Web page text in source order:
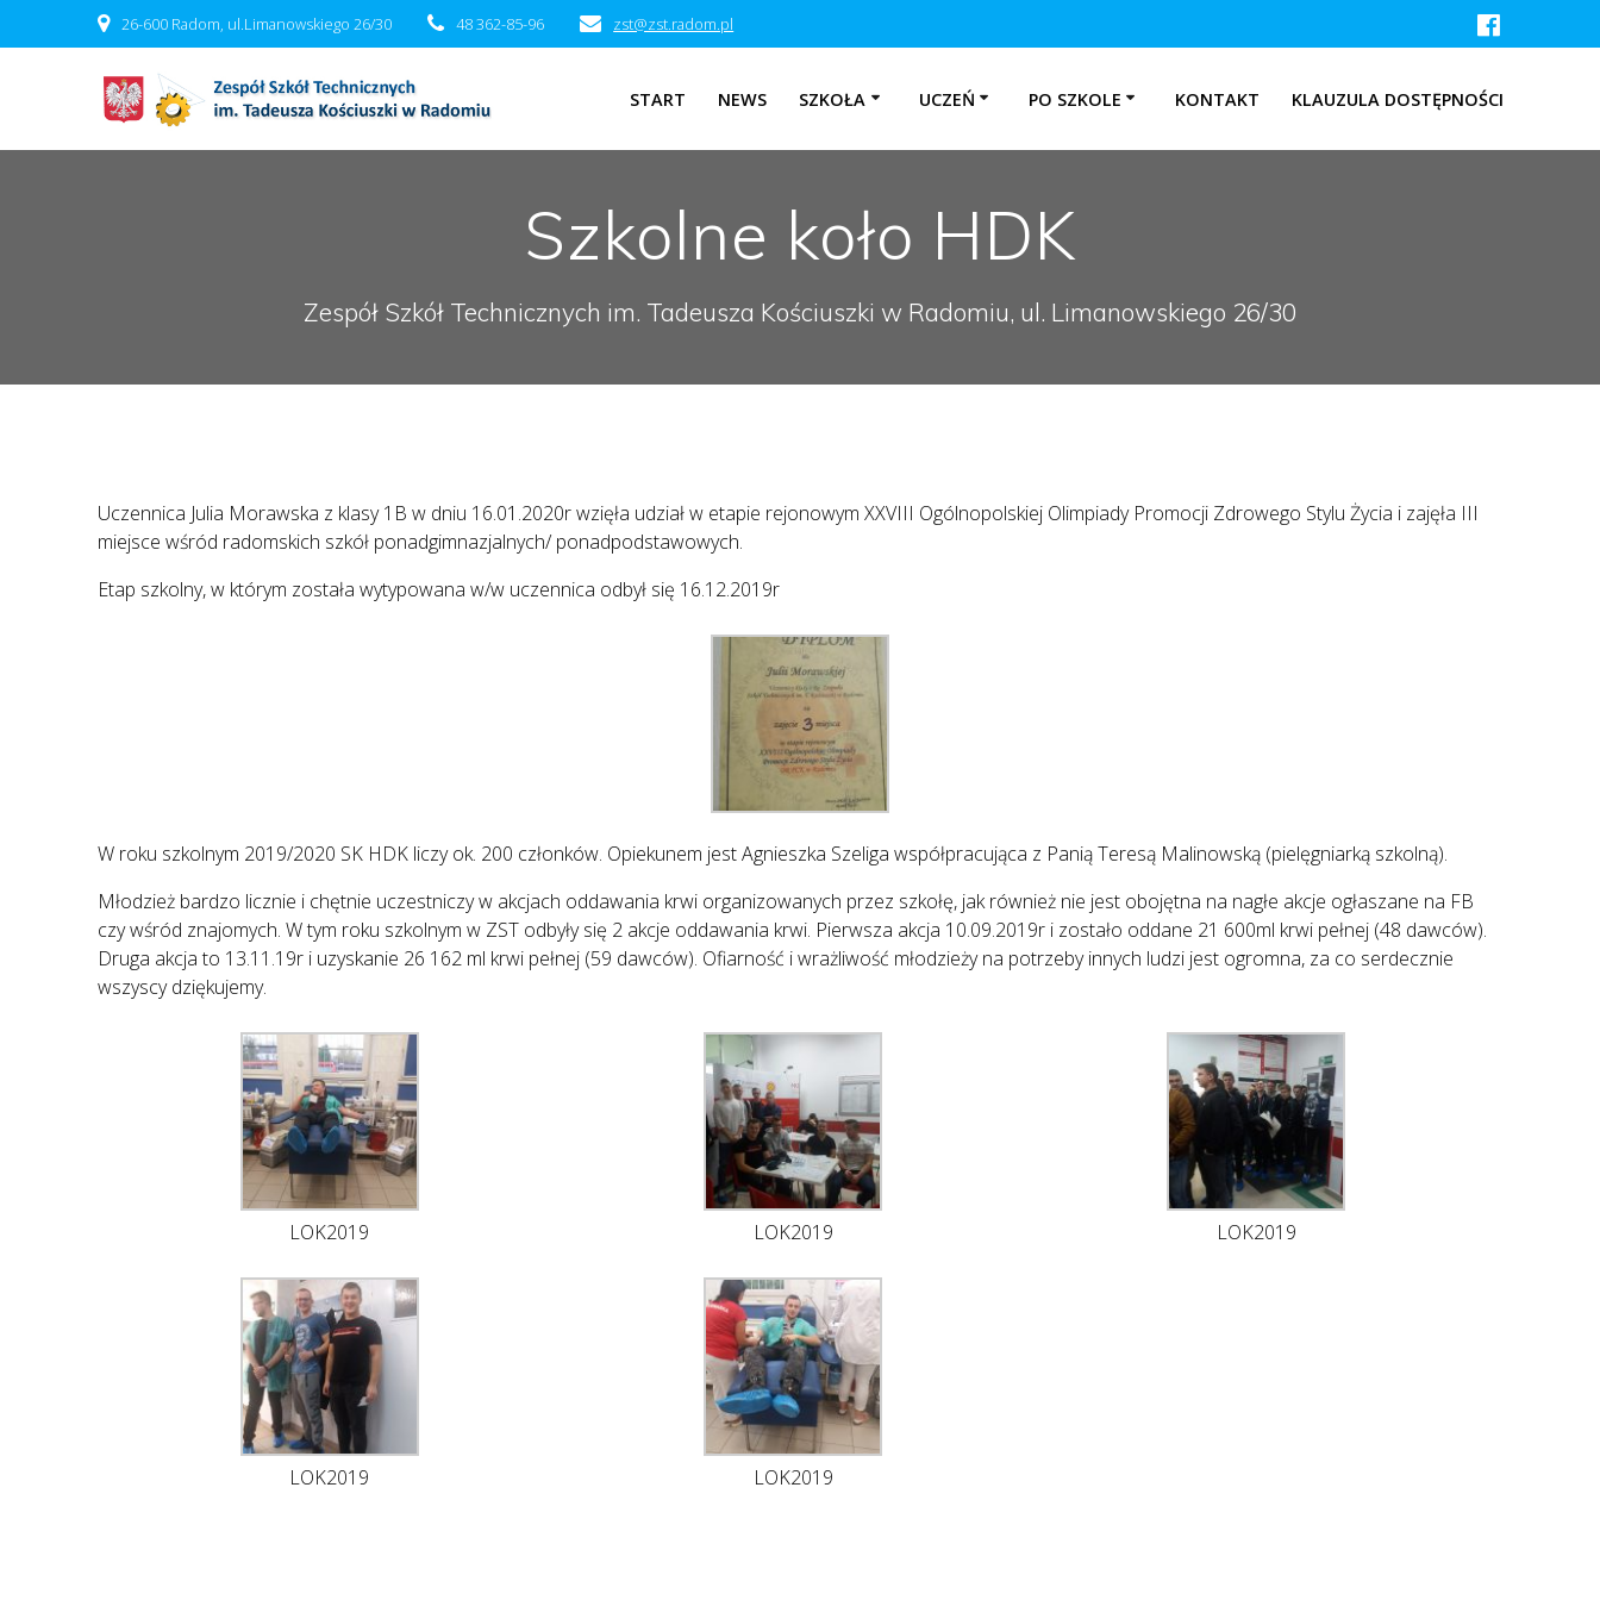
do
26-600 Radom, ul.Limanowskiego 26/30 48 362-85-96 zst@zst.radom.pl
START NEWS SZKOŁA UCZEŃ PO SZKOLE KONTAKT KLAUZULA DOSTĘPNOŚCI
Szkolne koło HDK
Zespół Szkół Technicznych im. Tadeusza Kościuszki w Radomiu, ul. Limanowskiego 26/30
Uczennica Julia Morawska z klasy 1B w dniu 16.01.2020r wzięła udział w etapie rejonowym XXVIII Ogólnopolskiej Olimpiady Promocji Zdrowego Stylu Życia i zajęła III
miejsce wśród radomskich szkół ponadgimnazjalnych/ ponadpodstawowych.
Etap szkolny, w którym została wytypowana w/w uczennica odbył się 16.12.2019r
W roku szkolnym 2019/2020 SK HDK liczy ok. 200 członków. Opiekunem jest Agnieszka Szeliga współpracująca z Panią Teresą Malinowską (pielęgniarką szkolną).
Młodzież bardzo licznie i chętnie uczestniczy w akcjach oddawania krwi organizowanych przez szkołę, jak również nie jest obojętna na nagłe akcje ogłaszane na FB
czy wśród znajomych. W tym roku szkolnym w ZST odbyły się 2 akcje oddawania krwi. Pierwsza akcja 10.09.2019r i zostało oddane 21 600ml krwi pełnej (48 dawców).
Druga akcja to 13.11.19r i uzyskanie 26 162 ml krwi pełnej (59 dawców). Ofiarność i wrażliwość młodzieży na potrzeby innych ludzi jest ogromna, za co serdecznie
wszyscy dziękujemy.
LOK2019 LOK2019 LOK2019
LOK2019 LOK2019